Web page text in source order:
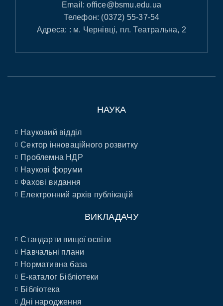
Email:office@bsmu.edu.ua
Телефон: (0372) 55-37-54
Адреса: : м. Чернівці, пл. Театральна, 2
НАУКА
Науковий відділ
Сектор інноваційного розвитку
Проблемна НДР
Наукові форуми
Фахові видання
Електронний архів публікацій
ВИКЛАДАЧУ
Стандарти вищої освіти
Навчальні плани
Нормативна база
E-каталог Бібліотеки
Бібліотека
Дні народження